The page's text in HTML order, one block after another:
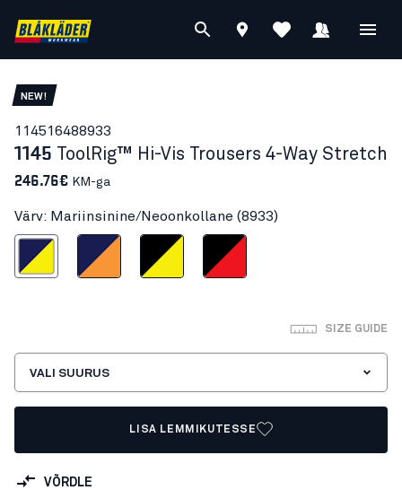
NEW!
114516488933
1145 ToolRig™ Hi-Vis Trousers 4-Way Stretch
246.76€ KM-ga
Värv: Mariinsinine/Neoonkollane (8933)
Neoonkollane
Mariinsinine/Neoonoranž
Must/NeoonkollaneMust/Neoonpunane
SIZE GUIDE
VALI SUURUS
LISA LEMMIKUTESSE
VÕRDLE